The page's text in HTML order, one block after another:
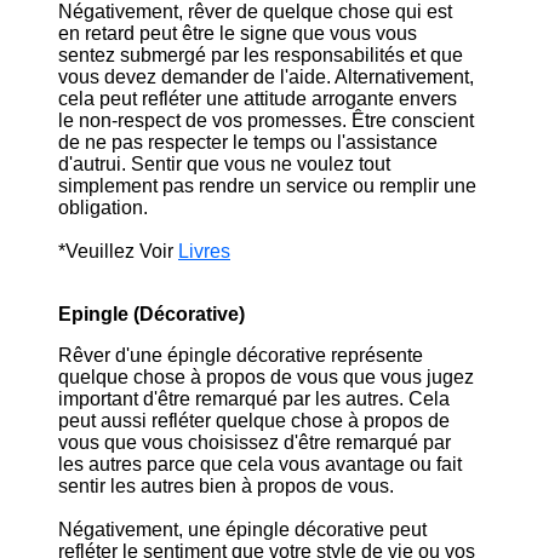
Négativement, rêver de quelque chose qui est
en retard peut être le signe que vous vous
sentez submergé par les responsabilités et que
vous devez demander de l'aide. Alternativement,
cela peut refléter une attitude arrogante envers
le non-respect de vos promesses. Être conscient
de ne pas respecter le temps ou l'assistance
d'autrui. Sentir que vous ne voulez tout
simplement pas rendre un service ou remplir une
obligation.
*Veuillez Voir Livres
Epingle (Décorative)
Rêver d'une épingle décorative représente
quelque chose à propos de vous que vous jugez
important d'être remarqué par les autres. Cela
peut aussi refléter quelque chose à propos de
vous que vous choisissez d'être remarqué par
les autres parce que cela vous avantage ou fait
sentir les autres bien à propos de vous.
Négativement, une épingle décorative peut
refléter le sentiment que votre style de vie ou vos